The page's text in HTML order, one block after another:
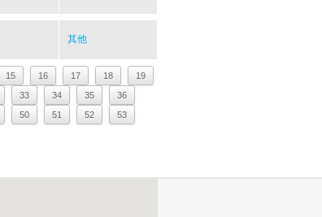
其他
15 16 17 18
19
33 34 35
36
50 51 52 53